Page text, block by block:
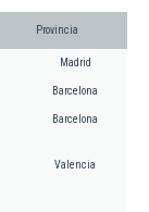
Provincia
Madrid
Barcelona
Barcelona
Valencia